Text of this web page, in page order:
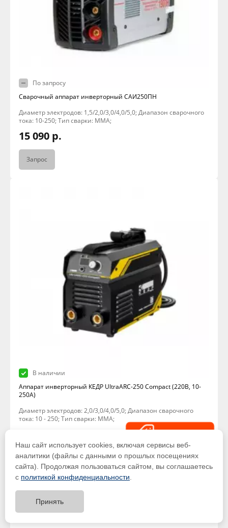
По запросу
Сварочный аппарат инверторный САИ250ПН
Диаметр электродов: 1,5/2,0/3,0/4,0/5,0; Диапазон сварочного
тока: 10-250; Тип сварки: MMA;
15 090 р.
Запрос
В наличии
Аппарат инверторный КЕДР UltraARC-250 Compact (220В, 10-
250А)
Диаметр электродов: 2,0/3,0/4,0/5,0; Диапазон сварочного
тока: 10 - 250; Тип сварки: MMA;
Вы недавно смотрели
Наш сайт использует cookies, включая сервисы веб-
аналитики (файлы с данными о прошлых посещениях
сайта). Продолжая пользоваться сайтом, вы соглашаетесь
с политикой конфиденциальности
Принять